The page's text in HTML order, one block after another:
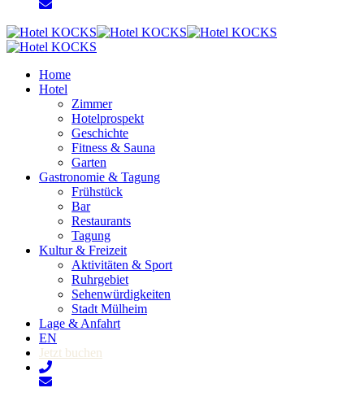
Home
Hotel
Zimmer
Hotelprospekt
Geschichte
Fitness & Sauna
Garten
Gastronomie & Tagung
Frühstück
Bar
Restaurants
Tagung
Kultur & Freizeit
Aktivitäten & Sport
Ruhrgebiet
Sehenwürdigkeiten
Stadt Mülheim
Lage & Anfahrt
EN
Jetzt buchen